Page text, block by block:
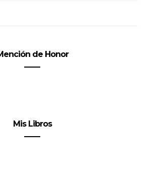
de Honor
Mis Libros